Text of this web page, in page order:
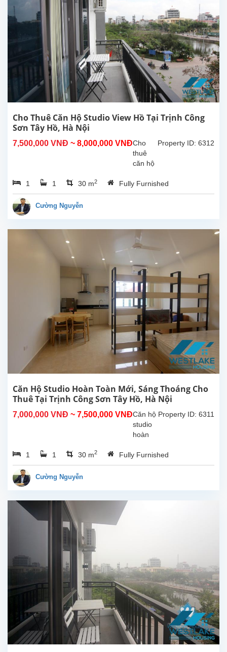
Diện
tích
sinh
hoạt
40m²,
nội thất
cao
cấp,
nhiều
sáng
Cho Thuê Căn Hộ Studio View Hồ Tại Trịnh Công
Sơn Tây Hồ, Hà Nội
7,500,000 VNĐ ~ 8,000,000 VNĐ Property ID: 6312
Cho
thuê
căn hộ
view hồ
tại
Tây
Hồ.
tích
30m²,
đã
được
lắp đặt
các
trang
thiết bị,
nội thất
chất...
1 1 30 m2 Fully Furnished
Cường Nguyễn
Căn Hộ Studio Hoàn Toàn Mới, Sáng Thoáng Cho
Thuê Tại Trịnh Công Sơn Tây Hồ, Hà Nội
7,000,000 VNĐ ~ 7,500,000 VNĐ Property ID: 6311
Căn hộ
studio
hoàn
mới tại
Trịnh
căn hộ
đươc
lắp đặt
các
trang
thiết bị,
nội
thất...
1 1 30 m2 Fully Furnished
Cường Nguyễn